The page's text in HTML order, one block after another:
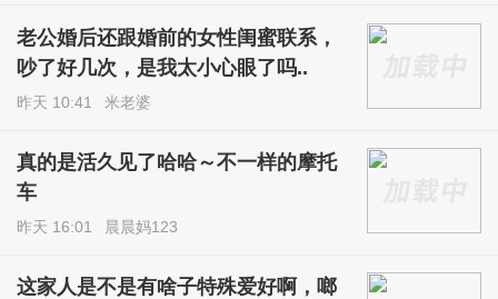
老公婚后还跟婚前的女性闺蜜联系，
吵了好几次，是我太小心眼了吗..
昨天 10:41 米老婆
真的是活久见了哈哈～不一样的摩托
车
昨天 16:01 晨晨妈123
这家人是不是有啥子特殊爱好啊，啷